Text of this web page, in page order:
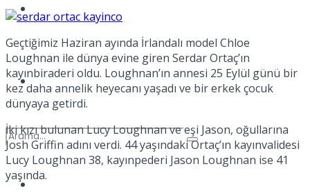
Dünya
Türkiye
Podcast
Geçtiğimiz Haziran ayında İrlandalı model Chloe
Loughnan ile dünya evine giren Serdar Ortaç’ın
kayınbiraderi oldu. Loughnan’ın annesi 25 Eylül günü bir
kez daha annelik heyecanı yaşadı ve bir erkek çocuk
dünyaya getirdi.
İki kızı bulunan Lucy Loughnan ve eşi Jason, oğullarına
Josh Griffin adını verdi. 44 yaşındaki Ortaç’ın kayınvalidesi
Lucy Loughnan 38, kayınpederi Jason Loughnan ise 41
yaşında.